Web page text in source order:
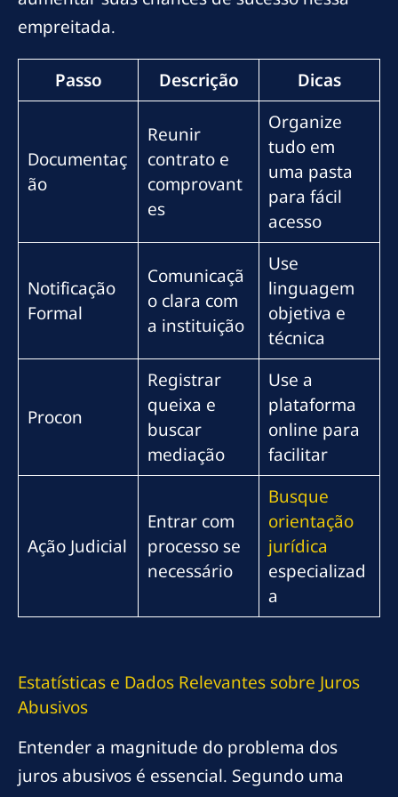
empreitada.
Passo Descrição Dicas
Documentaç
ão
Reunir
contrato e
comprovant
es
Organize
tudo em
uma pasta
para fácil
acesso
Notificação
Formal
Comunicaçã
o clara com
a instituição
Use
linguagem
objetiva e
técnica
Procon
Registrar
queixa e
buscar
mediação
Use a
plataforma
online para
facilitar
Ação Judicial
Entrar com
processo se
necessário
Busque
orientação
jurídica
especializad
a
Estatísticas e Dados Relevantes sobre Juros
Abusivos
Entender a magnitude do problema dos
juros abusivos é essencial. Segundo uma